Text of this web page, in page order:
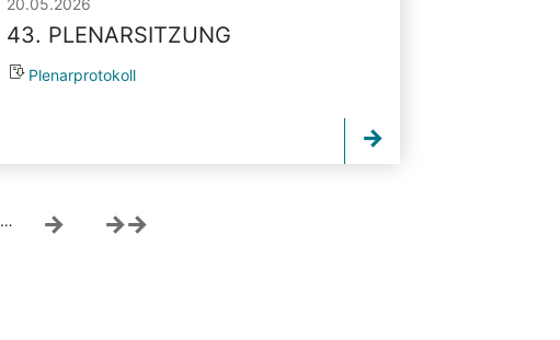
20.05.2026
43. PLENARSITZUNG
Plenarprotokoll
…